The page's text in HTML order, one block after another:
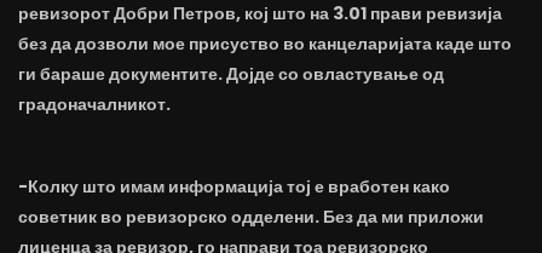
ревизорот Добри Петров, кој што на 3.01 прави ревизија
без да дозволи мое присуство во канцеларијата каде што
ги бараше документите. Дојде со овластување од
градоначалникот.
-Колку што имам информација тој е вработен како
советник во ревизорско одделени. Без да ми приложи
лиценца за ревизор, го направи тоа ревизорско